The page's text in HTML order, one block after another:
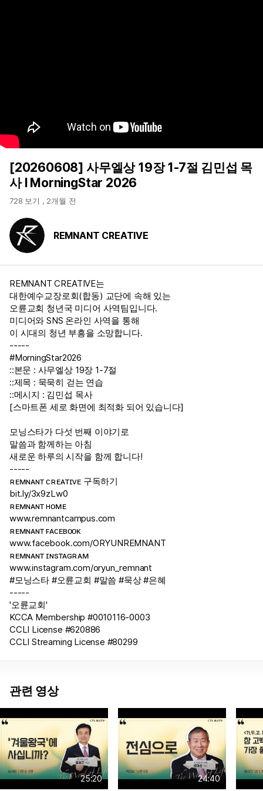
[20260608] 사무엘상 19장 1-7절 김민섭 목
사 l MorningStar 2026
728 보기 , 2개월 전
REMNANT CREATIVE
REMNANT CREATIVE는
대한예수교장로회(합동) 교단에 속해 있는
오륜교회 청년국 미디어 사역팀입니다.
미디어와 SNS 온라인 사역을 통해
이 시대의 청년 부흥을 소망합니다.
-----
#MorningStar2026
::본문 : 사무엘상 19장 1-7절
::제목 : 묵묵히 걷는 연습
::메시지 : 김민섭 목사
[스마트폰 세로 화면에 최적화 되어 있습니다]
모닝스타가 다섯 번째 이야기로
말씀과 함께하는 아침
새로운 하루의 시작을 함께 합니다!
-----
ʀᴇᴍɴᴀɴᴛ ᴄʀᴇᴀᴛɪᴠᴇ 구독하기
bit.ly/3x9zLw0
ʀᴇᴍɴᴀɴᴛ ʜᴏᴍᴇ
www.remnantcampus.com
ʀᴇᴍɴᴀɴᴛ ꜰᴀᴄᴇʙᴏᴏᴋ
www.facebook.com/ORYUNREMNANT
ʀᴇᴍɴᴀɴᴛ ɪɴꜱᴛᴀɢʀᴀᴍ
www.instagram.com/oryun_remnant
#모닝스타 #오륜교회 #말씀 #묵상 #은혜
-----
'오륜교회'
KCCA Membership #0010116-0003
CCLI License #620886
CCLI Streaming License #80299
관련 영상
25:20 24:40